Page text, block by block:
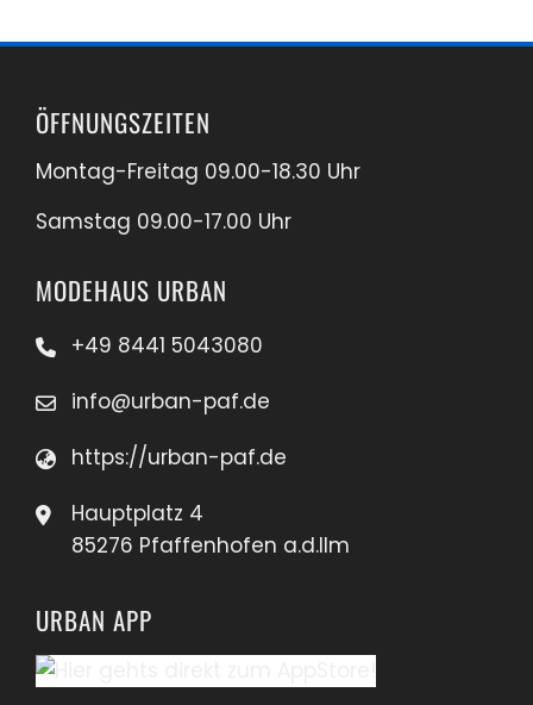
ÖFFNUNGSZEITEN
Montag-Freitag 09.00-18.30 Uhr
Samstag 09.00-17.00 Uhr
MODEHAUS URBAN
+49 8441 5043080
info@urban-paf.de
https://urban-paf.de
Hauptplatz 4
85276 Pfaffenhofen a.d.Ilm
URBAN APP